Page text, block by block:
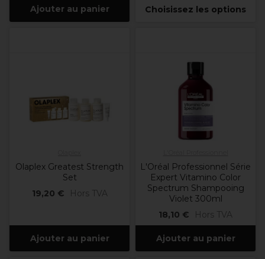
Ajouter au panier Choisissez les options
Olaplex Greatest Strength
Set
19,20 €
Hors TVA
Ajouter au panier
L'Oréal Professionnel Série
Expert Vitamino Color
Spectrum Shampooing
Violet 300ml
18,10 €
Hors TVA
Ajouter au panier